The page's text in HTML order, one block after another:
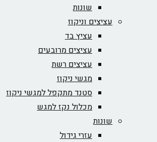
שונות
עציצים וניקוז
עציץ בד
עציצים מרובעים
עציצים רשת
מגשי ניקוז
סטנד מתקפל למגשי ניקוז
מכלול נקז למגש
שונות
עזרי גידול